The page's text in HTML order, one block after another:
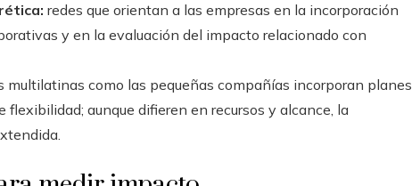
redes que orientan a las empresas en la incorporación
y en la evaluación del impacto relacionado con
multilatinas como las pequeñas compañías incorporan planes
flexibilidad; aunque difieren en recursos y alcance, la